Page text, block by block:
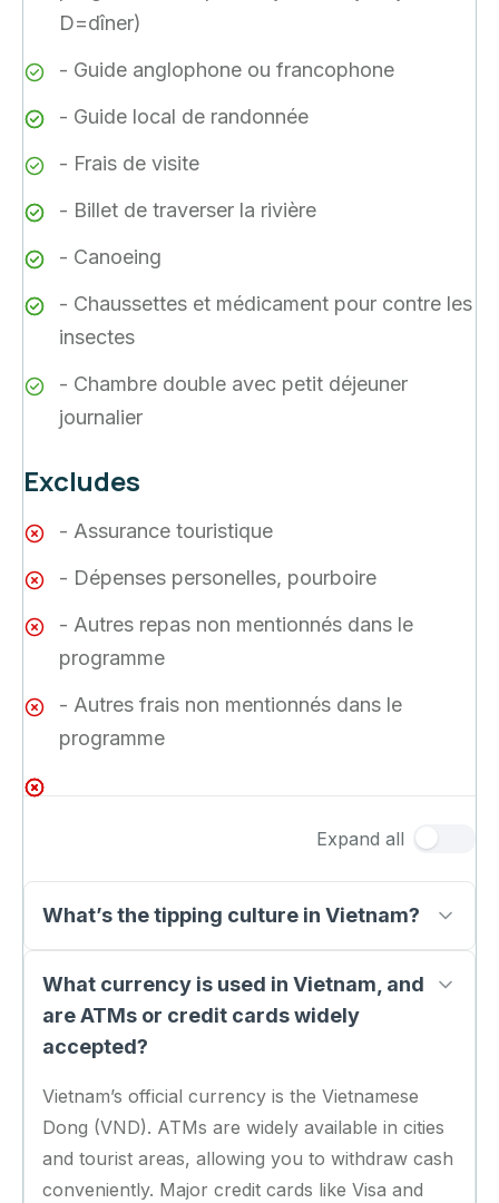
D=dîner)
- Guide anglophone ou francophone
- Guide local de randonnée
- Frais de visite
- Billet de traverser la rivière
- Canoeing
- Chaussettes et médicament pour contre les
insectes
- Chambre double avec petit déjeuner
journalier
Excludes
- Assurance touristique
- Dépenses personelles, pourboire
- Autres repas non mentionnés dans le
programme
- Autres frais non mentionnés dans le
programme
Expand all
What’s the tipping culture in Vietnam?
What currency is used in Vietnam, and
are ATMs or credit cards widely
accepted?
Vietnam’s official currency is the Vietnamese
Dong (VND). ATMs are widely available in cities
and tourist areas, allowing you to withdraw cash
conveniently. Major credit cards like Visa and